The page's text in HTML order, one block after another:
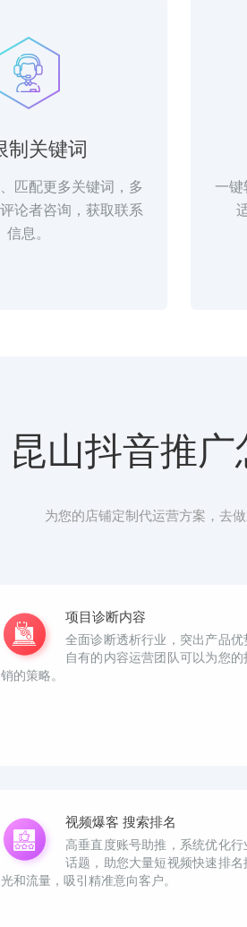
制关键词
匹配更多关键词，多
论者咨询，获取联系
信息。
一
昆山抖音推广
为您的店铺定制代运营方案，去
项目诊断内容
全面诊断透析行业，突出产品优
自有的内容运营团队可以为您
销的策略。
视频爆客 搜索排名
高垂直度账号助推，系统优化
话题，助您大量短视频快速排
光和流量，吸引精准意向客户。